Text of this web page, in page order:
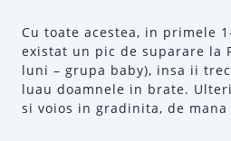
Cu toate acestea, in primele
existat un pic de suparare la
luni – grupa baby), insa ii
luau doamnele in brate.
si voios in gradinita, de mana